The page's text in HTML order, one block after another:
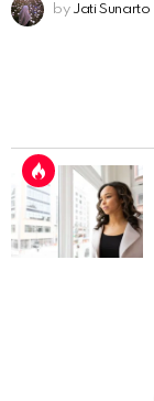
by Jati Sunarto